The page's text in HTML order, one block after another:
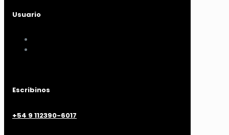
Usuario
Escribinos
+54 9 112390-6017